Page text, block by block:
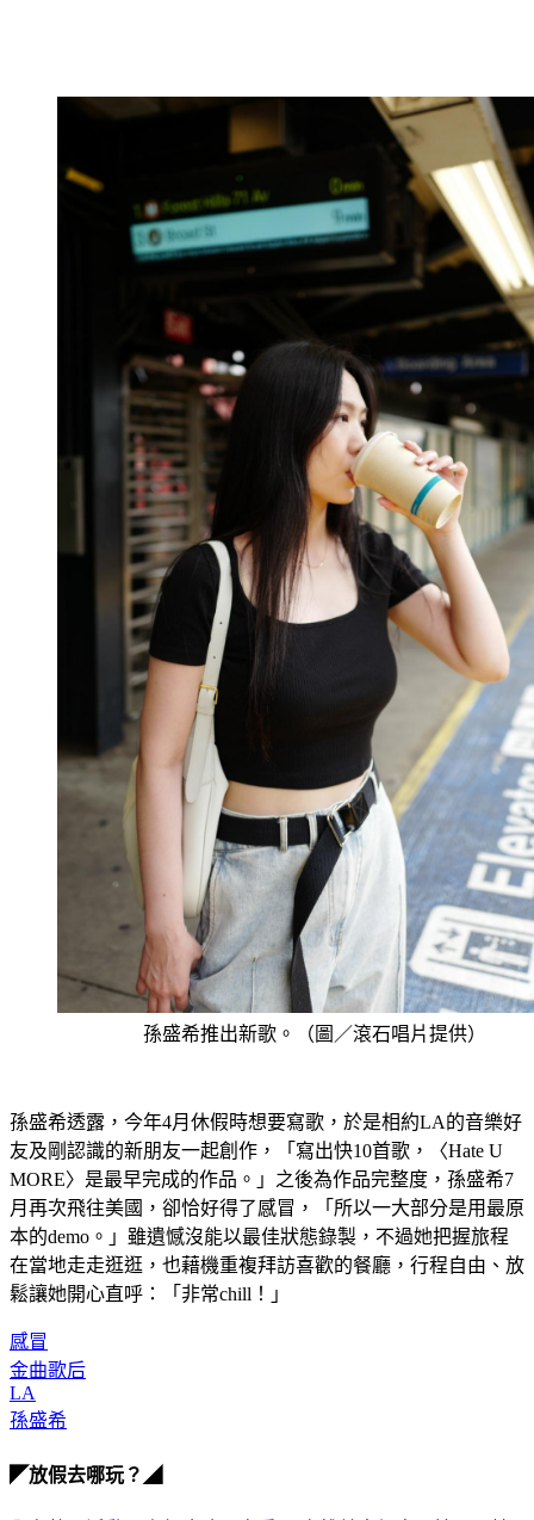
孫盛希推出新歌。（圖／滾石唱片提供）
孫盛希透露，今年4月休假時想要寫歌，於是相約LA的音樂好
友及剛認識的新朋友一起創作，「寫出快10首歌，〈Hate U
MORE〉是最早完成的作品。」之後為作品完整度，孫盛希7
月再次飛往美國，卻恰好得了感冒，「所以一大部分是用最原
本的demo。」雖遺憾沒能以最佳狀態錄製，不過她把握旅程
在當地走走逛逛，也藉機重複拜訪喜歡的餐廳，行程自由、放
鬆讓她開心直呼：「非常chill！」
感冒
金曲歌后
LA
孫盛希
◤放假去哪玩？◢